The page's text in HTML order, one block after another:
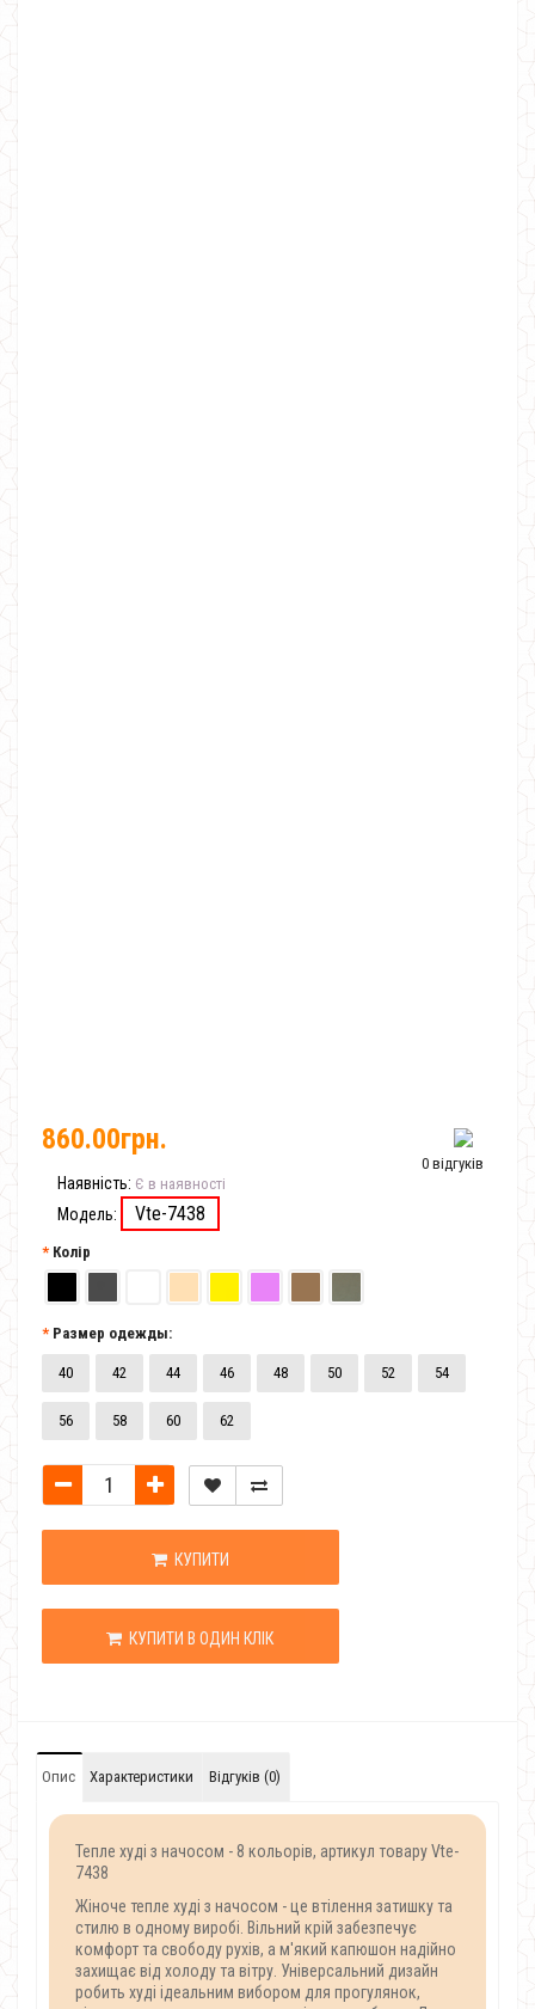
0 відгуків
860.00грн.
Наявність: Є в наявності
Модель: Vte-7438
Колір
Размер одежды:
40 42 44 46 48 50 52 54
56 58 60 62
КУПИТИ
КУПИТИ В ОДИН КЛІК
Опис Характеристики Відгуків (0)
Тепле худі з начосом - 8 кольорів, артикул товару Vte-
7438
Жіноче тепле худі з начосом - це втілення затишку та
стилю в одному виробі. Вільний крій забезпечує
комфорт та свободу рухів, а м'який капюшон надійно
захищає від холоду та вітру. Універсальний дизайн
робить худі ідеальним вибором для прогулянок,